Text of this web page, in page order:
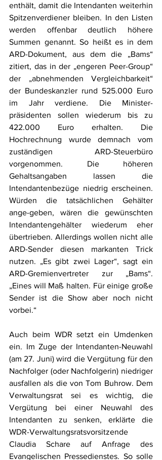
enthält, damit die Intendanten weiterhin
Spitzenverdiener bleiben. In den Listen
werden offenbar deutlich höhere
Summen genannt. So heißt es in dem
ARD-Dokument, aus dem die „Bams“
zitiert, das in der „engeren Peer-Group“
der „abnehmenden Vergleichbarkeit“
der Bundeskanzler rund 525.000 Euro
im Jahr verdiene. Die Minister-
präsidenten sollen wiederum bis zu
422.000 Euro erhalten. Die
Hochrechnung wurde demnach vom
zuständigen ARD-Steuerbüro
vorgenommen. Die höheren
Gehaltsangaben lassen die
Intendantenbezüge niedrig erscheinen.
Würden die tatsächlichen Gehälter
ange-geben, wären die gewünschten
Intendantengehälter wiederum eher
übertrieben. Allerdings wollen nicht alle
ARD-Sender diesen markanten Trick
nutzen. „Es gibt zwei Lager“, sagt ein
ARD-Gremienvertreter zur „Bams“.
„Eines will Maß halten. Für einige große
Sender ist die Show aber noch nicht
vorbei.“
Auch beim WDR setzt ein Umdenken
ein. Im Zuge der Intendanten-Neuwahl
(am 27. Juni) wird die Vergütung für den
Nachfolger (oder Nachfolgerin) niedriger
ausfallen als die von Tom Buhrow. Dem
Verwaltungsrat sei es wichtig, die
Vergütung bei einer Neuwahl des
Intendanten zu senken, erklärte die
WDR-Verwaltungsratsvorsitzende
Claudia Schare auf Anfrage des
Evangelischen Pressedienstes. So solle